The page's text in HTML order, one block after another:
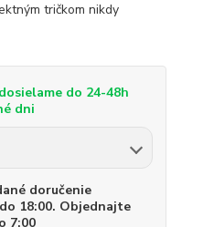
tričkom nikdy
do 24-48h
dni
doručenie
18:00. Objednajte
7:00